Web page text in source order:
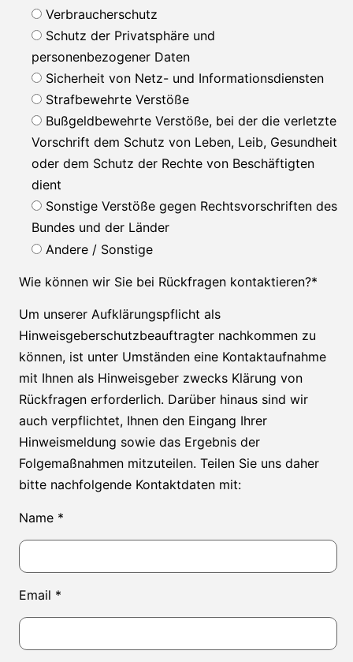
Verbraucherschutz
Schutz der Privatsphäre und
personenbezogener Daten
Sicherheit von Netz- und Informationsdiensten
Strafbewehrte Verstöße
Bußgeldbewehrte Verstöße, bei der die verletzte
Vorschrift dem Schutz von Leben, Leib, Gesundheit
oder dem Schutz der Rechte von Beschäftigten
dient
Sonstige Verstöße gegen Rechtsvorschriften des
Bundes und der Länder
Andere / Sonstige
Wie können wir Sie bei Rückfragen kontaktieren?*
Um unserer Aufklärungspflicht als
Hinweisgeberschutzbeauftragter nachkommen zu
können, ist unter Umständen eine Kontaktaufnahme
mit Ihnen als Hinweisgeber zwecks Klärung von
Rückfragen erforderlich. Darüber hinaus sind wir
auch verpflichtet, Ihnen den Eingang Ihrer
Hinweismeldung sowie das Ergebnis der
Folgemaßnahmen mitzuteilen. Teilen Sie uns daher
bitte nachfolgende Kontaktdaten mit:
Name *
Email *